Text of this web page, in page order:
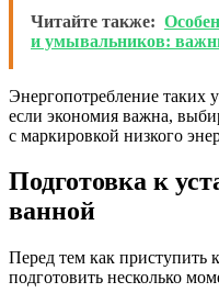
Читайте также:
и умывальников:
Энергопотребление таких
если экономия важна,
с маркировкой низкого
Подготовка к
ванной
Перед тем как приступить
подготовить несколько